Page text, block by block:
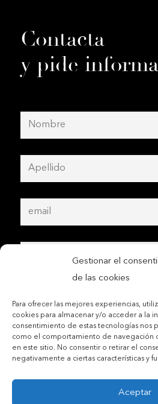
Gestionar el
de las cookies
Para ofrecer las mejores experiencias,
cookies para almacenar y/o acceder a la
consentimiento de estas tecnologías nos
como el comportamiento de navegación
en este sitio. No consentir o retirar el
negativamente a ciertas características y
Aceptar
Contacta
y pide